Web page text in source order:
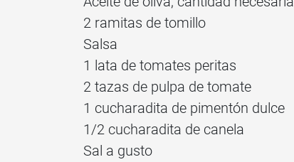
2 ramitas de tomillo
Salsa
1 lata de tomates peritas
2 tazas de pulpa de tomate
1 cucharadita de pimentón dulce
1/2 cucharadita de canela
Sal a gusto